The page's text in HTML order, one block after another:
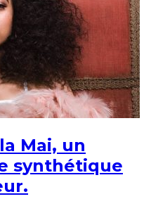
Mai, un
synthétique